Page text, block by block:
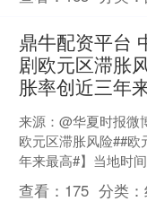
斯”号电力和推进....
鼎牛配资平台
剧欧元区滞胀
胀率创近三年
来源：@华夏时报微
欧元区滞胀风险##欧
年来最高#】当地时
计局公布的最新数据
增长乏力、通胀....
查看： 175 分类：